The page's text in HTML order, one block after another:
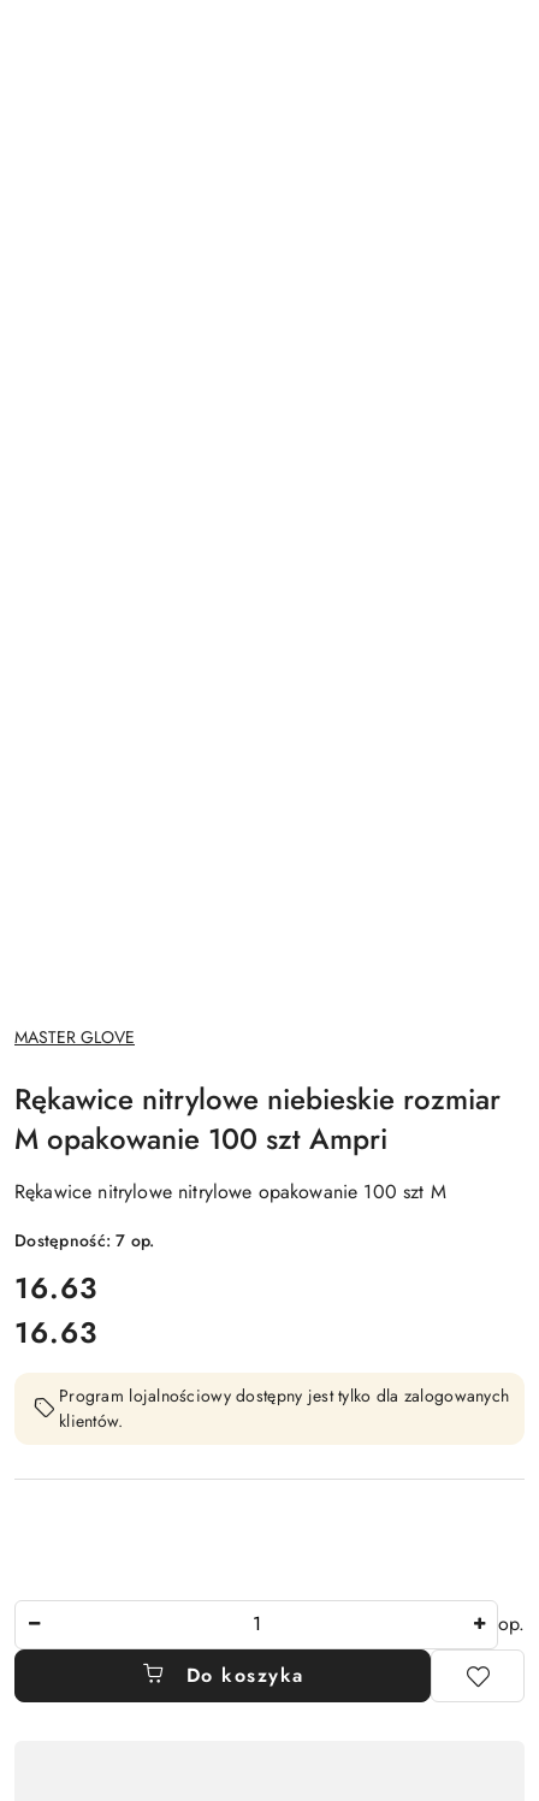
NAZWA
PRODUCENTA:
MASTER GLOVE
Rękawice nitrylowe niebieskie rozmiar
M opakowanie 100 szt Ampri
Rękawice nitrylowe nitrylowe opakowanie 100 szt M
Dostępność:7 op.
cena:
16.63
Cena:
16.63
Program lojalnościowy dostępny jest tylko dla zalogowanych
klientów.
op.
Do koszyka